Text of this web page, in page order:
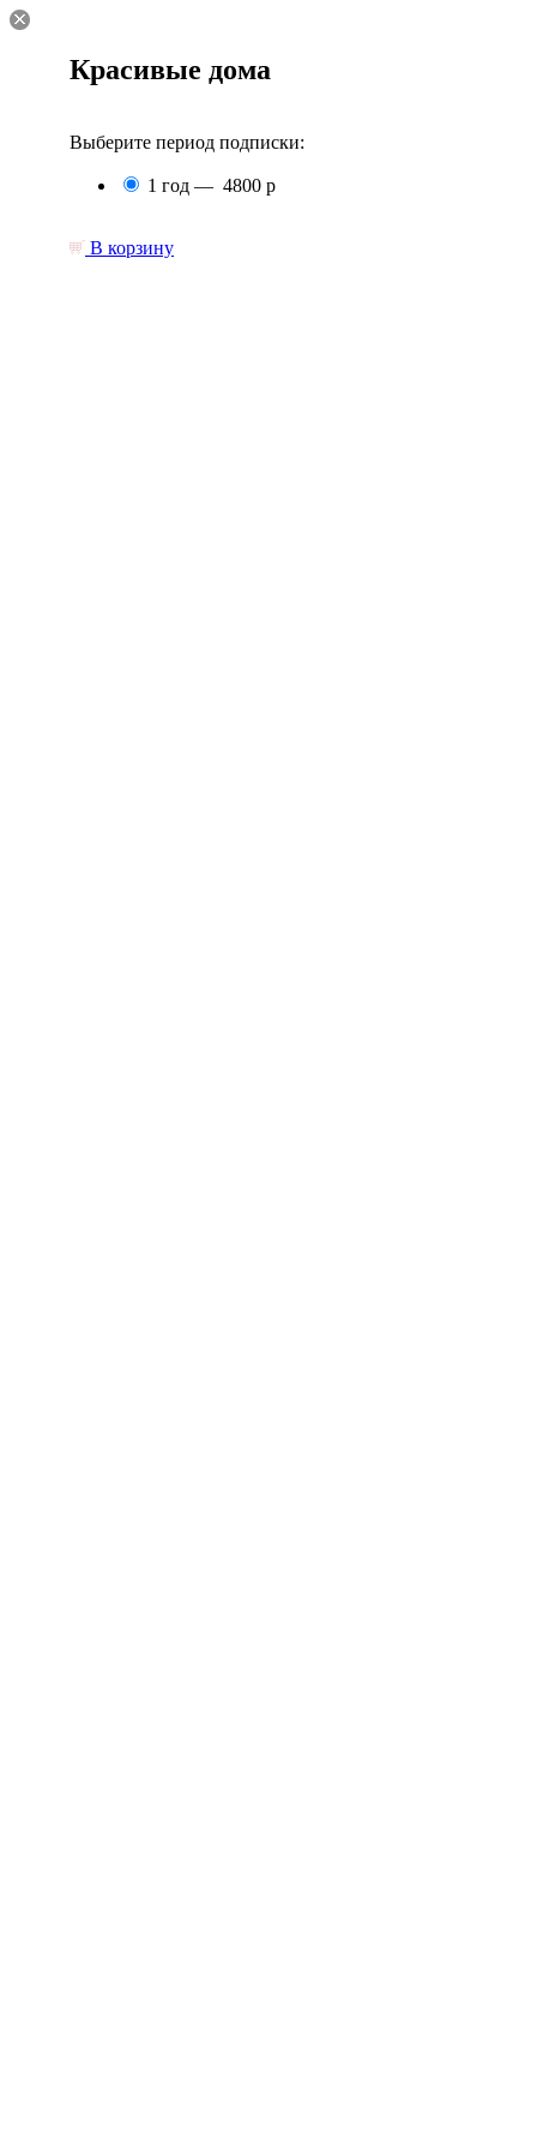
Красивые дома
Выберите период подписки:
1 год — 4800 р
В корзину